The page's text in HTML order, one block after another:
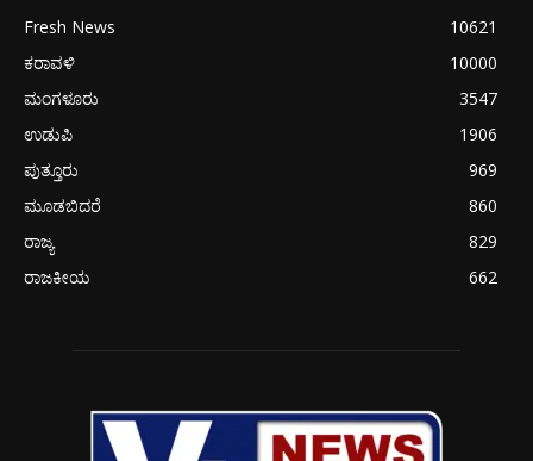
Fresh News
10621
ಕರಾವಳಿ
10000
ಮಂಗಳೂರು
3547
ಉಡುಪಿ
1906
ಪುತ್ತೂರು
969
ಮೂಡಬಿದರೆ
860
ರಾಜ್ಯ
829
ರಾಜಕೀಯ
662